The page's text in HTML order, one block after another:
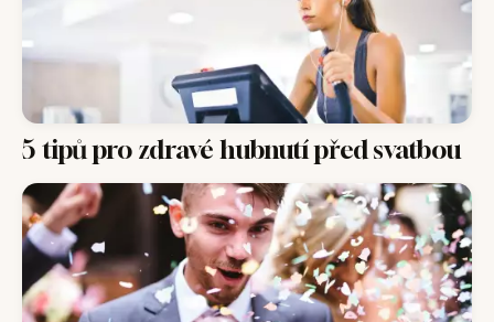
5 tipů pro zdravé hubnutí před svatbou